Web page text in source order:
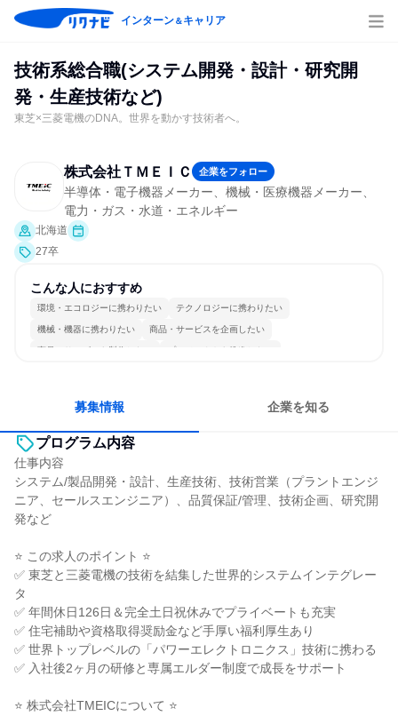
インターン＆キャリア
技術系総合職(システム開発・設計・研究開
発・生産技術など)
東芝×三菱電機のDNA。世界を動かす技術者へ。
株式会社ＴＭＥＩＣ 企業をフォロー
半導体・電子機器メーカー、機械・医療機器メーカー、
電力・ガス・水道・エネルギー
北海道
27卒
こんな人におすすめ
環境・エコロジーに携わりたい テクノロジーに携わりたい
機械・機器に携わりたい 商品・サービスを企画したい
商品・サービスを製作したい プロジェクトを推進したい
募集情報 企業を知る
プログラム内容
仕事内容
システム/製品開発・設計、生産技術、技術営業（プラントエンジ
ニア、セールスエンジニア）、品質保証/管理、技術企画、研究開
発など
⭐ この求人のポイント ⭐
✅ 東芝と三菱電機の技術を結集した世界的システムインテグレー
タ
✅ 年間休日126日＆完全土日祝休みでプライベートも充実
✅ 住宅補助や資格取得奨励金など手厚い福利厚生あり
✅ 世界トップレベルの「パワーエレクトロニクス」技術に携わる
✅ 入社後2ヶ月の研修と専属エルダー制度で成長をサポート
⭐ 株式会社TMEICについて ⭐